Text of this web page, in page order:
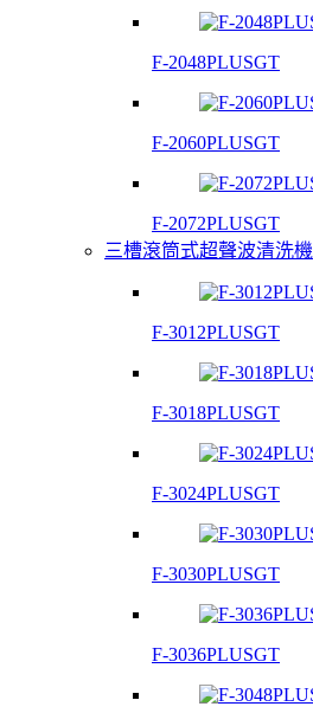
F-2048PLUSGT
F-2060PLUSGT
F-2072PLUSGT
三槽滾筒式超聲波清洗機
F-3012PLUSGT
F-3018PLUSGT
F-3024PLUSGT
F-3030PLUSGT
F-3036PLUSGT